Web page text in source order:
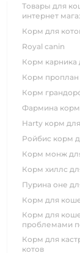
товары для кошек
интернет
корм для
royal canin
корм
корм
корм
фармина
harty корм
ройбис корм
корм монж
корм хиллс
пурина оне
корм для
корм для кошек с
проблемами
Корм для кастрированных
котов